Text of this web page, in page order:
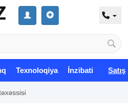
Texnoloqiya İnzibati Satış